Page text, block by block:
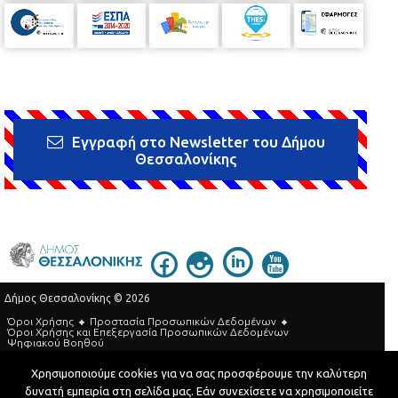
Εγγραφή στο Newsletter του Δήμου
Θεσσαλονίκης
Δήμος Θεσσαλονίκης © 2026
Όροι Χρήσης
Προστασία Προσωπικών Δεδομένων
Όροι Xρήσης και Eπεξεργασία Προσωπικών Δεδομένων
Ψηφιακού Βοηθού
Τηλεφωνικός Κατάλογος
Χρησιμοποιούμε cookies για να σας προσφέρουμε την καλύτερη
δυνατή εμπειρία στη σελίδα μας. Εάν συνεχίσετε να χρησιμοποιείτε